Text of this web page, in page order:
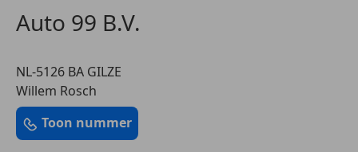
Auto 99 B.V.
NL-5126 BA GILZE
Willem Rosch
Toon nummer